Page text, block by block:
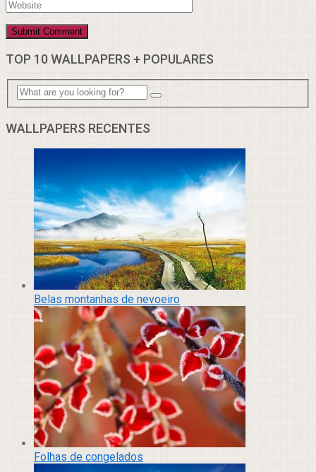
TOP 10 WALLPAPERS + POPULARES
WALLPAPERS RECENTES
Belas montanhas de nevoeiro
Folhas de congelados